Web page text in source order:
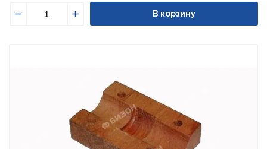
Увеличить
В корзину